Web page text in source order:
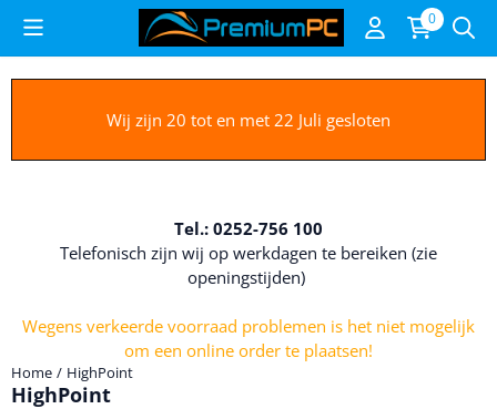
Cookievoorkeuren zijn beschikbaar. Kies instellingen of sta alle
0
Wij zijn 20 tot en met 22 Juli gesloten
Tel.: 0252-756 100
Telefonisch zijn wij op werkdagen te bereiken (zie
openingstijden)
Wegens verkeerde voorraad problemen is het niet mogelijk
om een online order te plaatsen!
Home / HighPoint
HighPoint